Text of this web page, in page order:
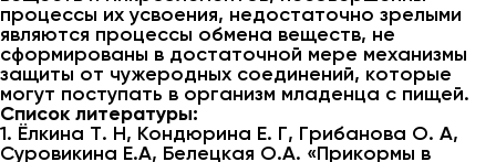
процессы их усвоения, недостаточно зрелыми
являются процессы обмена веществ, не
сформированы в достаточной мере механизмы
защиты от чужеродных соединений, которые
могут поступать в организм младенца с пищей.
Список литературы:
1. Ёлкина Т. Н, Кондюрина Е. Г, Грибанова О. А,
Суровикина Е.А, Белецкая О.А. «Прикормы в